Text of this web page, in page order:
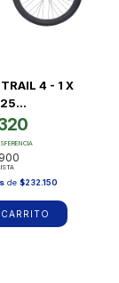
4 - 1 X
de$232.150